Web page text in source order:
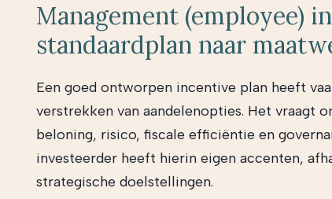
Management (employee)
standaardplan naar
Een goed ontworpen incentive plan heeft
verstrekken van aandelenopties. Het vraagt
beloning, risico, fiscale efficiëntie en
investeerder heeft hierin eigen accenten,
strategische doelstellingen.